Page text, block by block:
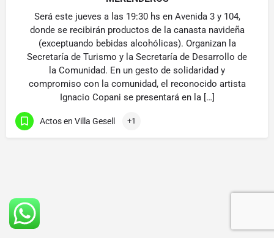
Será este jueves a las 19:30 hs en Avenida 3 y 104,
donde se recibirán productos de la canasta navideña
(exceptuando bebidas alcohólicas). Organizan la
Secretaría de Turismo y la Secretaría de Desarrollo de
la Comunidad. En un gesto de solidaridad y
compromiso con la comunidad, el reconocido artista
Ignacio Copani se presentará en la […]
Actos en Villa Gesell +1